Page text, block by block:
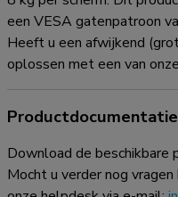
een VESA gatenpatroon
Heeft u een afwijkend
oplossen met een van
Productdocumentatie
Download de beschikbare
Mocht u verder nog